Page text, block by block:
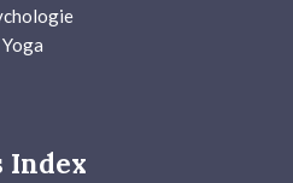
Yoga
Index